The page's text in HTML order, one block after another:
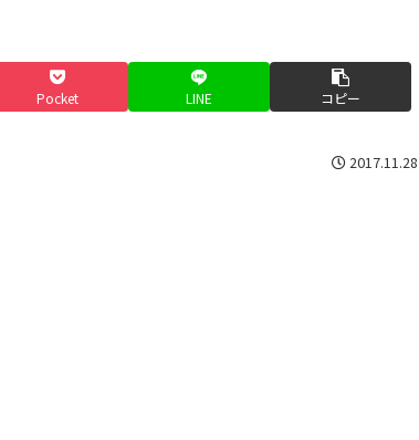
Pocket LINE コピー
2017.11.28